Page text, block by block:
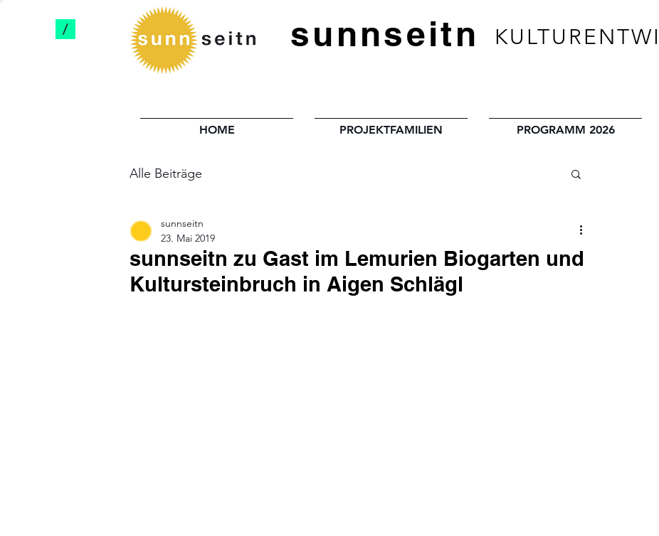
/ sunnseitn
HOME PROJEKTFAMILIEN PROGRAMM 2026
Alle Beiträge
sunnseitn zu Gast im Lemurien Biogarten und
Kultursteinbruch in Aigen Schlägl
sunnseitn
23. Mai 2019